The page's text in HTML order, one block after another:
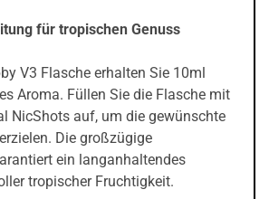
für tropischen Genuss
V3 Flasche erhalten Sie 10ml
Aroma. Füllen Sie die Flasche mit
NicShots auf, um die gewünschte
Die großzügige
ein langanhaltendes
tropischer Fruchtigkeit.